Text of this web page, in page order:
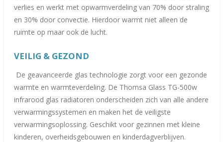
verlies en werkt met opwarmverdeling van 70% door straling
en 30% door convectie. Hierdoor warmt niet alleen de
ruimte op maar ook de lucht.
VEILIG &GEZOND
De geavanceerde glas technologie zorgt voor een gezonde
warmte en warmteverdeling. De Thomsa Glass TG-500w
infrarood glas radiatoren onderscheiden zich van alle andere
verwarmingssystemen en maken het de veiligste
verwarmingsoplossing. Geschikt voor gezinnen met kleine
kinderen, overheidsgebouwen en kinderdagverblijven.